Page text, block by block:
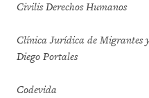
Civilis Derechos Humanos
Clínica Jurídica de Migrantes
Diego Portales
Codevida